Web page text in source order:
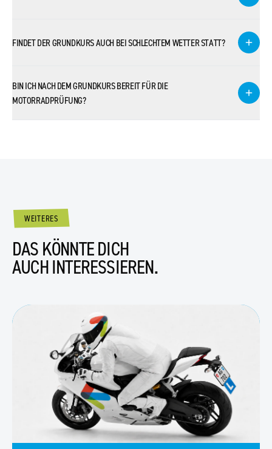
FINDET DER GRUNDKURS AUCH BEI SCHLECHTEM WETTER STATT?
BIN ICH NACH DEM GRUNDKURS BEREIT FÜR DIE
MOTORRADPRÜFUNG?
WEITERES
DAS KÖNNTE DICH
AUCH INTERESSIEREN.